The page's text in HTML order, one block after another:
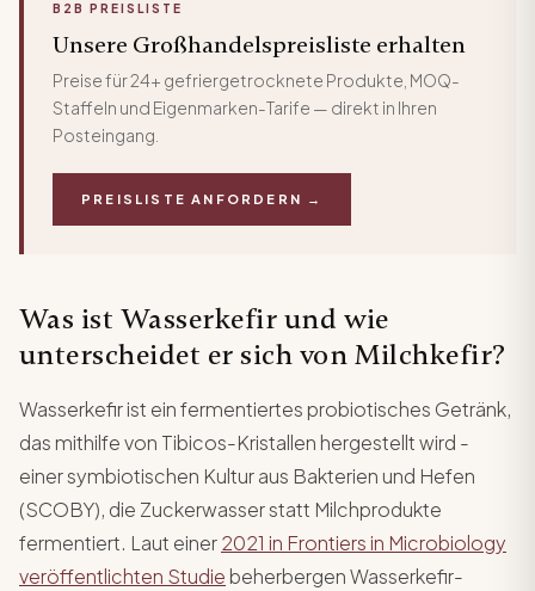
B2B PREISLISTE
Unsere Großhandelspreisliste erhalten
Preise für 24+ gefriergetrocknete Produkte, MOQ-
Staffeln und Eigenmarken-Tarife — direkt in Ihren
Posteingang.
PREISLISTE ANFORDERN →
Was ist Wasserkefir und wie
unterscheidet er sich von Milchkefir?
Wasserkefir ist ein fermentiertes probiotisches Getränk,
das mithilfe von Tibicos-Kristallen hergestellt wird -
einer symbiotischen Kultur aus Bakterien und Hefen
(SCOBY), die Zuckerwasser statt Milchprodukte
fermentiert. Laut einer2021 in Frontiers in Microbiology
veröffentlichten Studie beherbergen Wasserkefir-